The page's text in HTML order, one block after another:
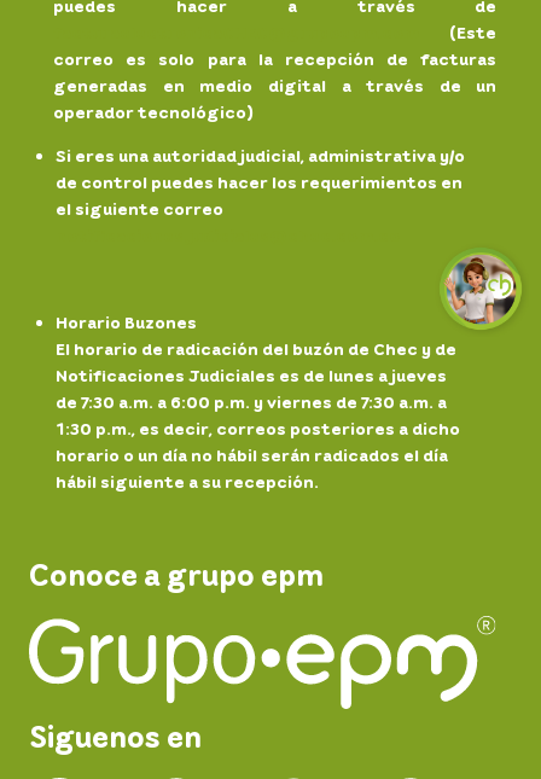
puedes hacer a través de
(Este
correo es solo para la recepción de facturas
generadas en medio digital a través de un
operador tecnológico)
Si eres una autoridad judicial, administrativa y/o
de control puedes hacer los requerimientos en
el siguiente correo
Horario Buzones
El horario de radicación del buzón de Chec y de
Notificaciones Judiciales es de lunes a jueves
de 7:30 a.m. a 6:00 p.m. y viernes de 7:30 a.m. a
1:30 p.m., es decir, correos posteriores a dicho
horario o un día no hábil serán radicados el día
hábil siguiente a su recepción.
Conoce a grupo epm
Siguenos en